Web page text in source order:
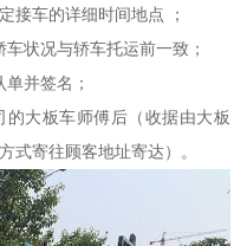
接车的详细时间地点 ；
状况与轿车托运前一致；
并签名；
大板车师傅后（收据由大板
式寄往顾客地址寄达）。